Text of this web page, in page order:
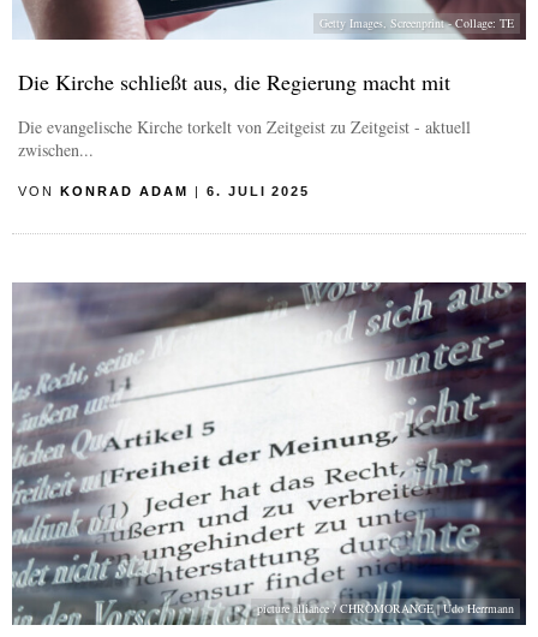
Getty Images, Screenprint - Collage: TE
Die Kirche schließt aus, die Regierung macht mit
Die evangelische Kirche torkelt von Zeitgeist zu Zeitgeist - aktuell
zwischen...
VON KONRAD ADAM | 6. JULI 2025
picture alliance / CHROMORANGE | Udo Herrmann